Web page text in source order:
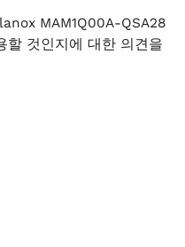
MAM1Q00A-QSA28
할 것인지에 대한 의견을